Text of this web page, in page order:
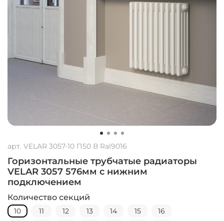
арт. VELAR 3057-10 П50 В Ral9016
Горизонтальные трубчатые радиаторы
VELAR 3057 576мм с нижним
подключением
Количество секций
10 11 12 13 14 15
16